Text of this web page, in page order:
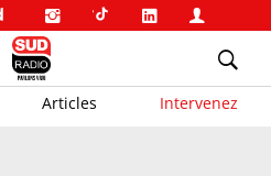
Articles Intervenez